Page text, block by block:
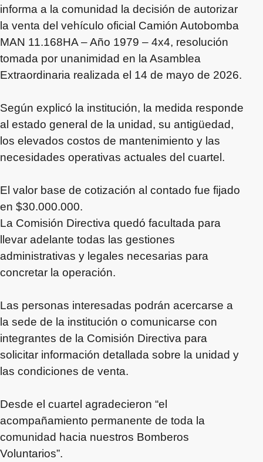
informa a la comunidad la decisión de autorizar
la venta del vehículo oficial Camión Autobomba
MAN 11.168HA – Año 1979 – 4x4, resolución
tomada por unanimidad en la Asamblea
Extraordinaria realizada el 14 de mayo de 2026.
Según explicó la institución, la medida responde
al estado general de la unidad, su antigüedad,
los elevados costos de mantenimiento y las
necesidades operativas actuales del cuartel.
El valor base de cotización al contado fue fijado
en $30.000.000.
La Comisión Directiva quedó facultada para
llevar adelante todas las gestiones
administrativas y legales necesarias para
concretar la operación.
Las personas interesadas podrán acercarse a
la sede de la institución o comunicarse con
integrantes de la Comisión Directiva para
solicitar información detallada sobre la unidad y
las condiciones de venta.
Desde el cuartel agradecieron “el
acompañamiento permanente de toda la
comunidad hacia nuestros Bomberos
Voluntarios”.